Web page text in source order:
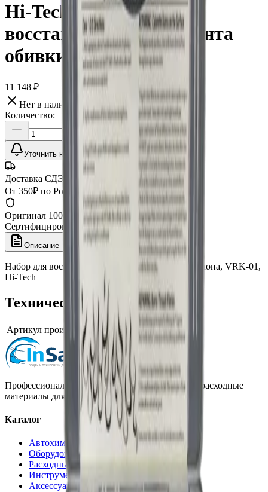
Hi-Tech Набор для
восстановления и ремонта
обивки салона
11 148 ₽
Нет в наличии
Количество:
Уточнить наличие
Доставка СДЭК
От 350₽ по России
Оригинал 100%
Сертифицированный товар
Описание Характеристики
Набор для восстановления и ремонта обивки салона, VRK-01,
Hi-Tech
Технические характеристики
Артикул производителя VRK-01
Профессиональная автохимия, оборудование и расходные
материалы для детейлинга.
Каталог
Автохимия
Оборудование
Расходные материалы
Инструменты
Аксессуары